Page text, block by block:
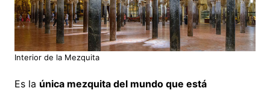
Interior de la Mezquita
Es la única mezquita del mundo que está